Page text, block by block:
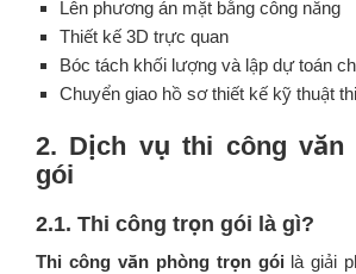
Lên phương án mặt bằng công năng
Thiết kế 3D trực quan
Bóc tách khối lượng và lập dự toán
Chuyển giao hồ sơ thiết kế kỹ thuật
2. Dịch vụ thi công văn
gói
2.1. Thi công trọn gói là gì?
Thi công văn phòng trọn gói là giải